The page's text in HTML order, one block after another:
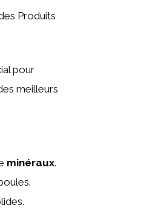
Produits
pour
meilleurs
minéraux.